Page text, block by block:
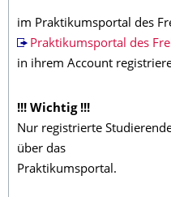
im Praktikumsportal des
Praktikumsportal des
in ihrem Account
!!! Wichtig !!!
Nur registrierte
über das
Praktikumsportal.